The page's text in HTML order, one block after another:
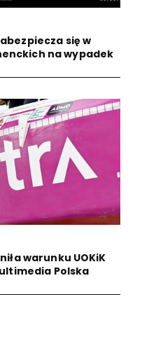
się w
na wypadek
warunku UOKiK
Polska